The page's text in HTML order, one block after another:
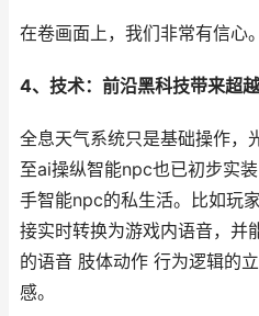
在卷画面上，我们非常有信心。
4、技术：前沿黑科技带来超
全息天气系统只是基础操作，
至ai操纵智能npc也已初步实
手智能npc的私生活。比如玩
接实时转换为游戏内语音，并
的语音 肢体动作 行为逻辑的
感。